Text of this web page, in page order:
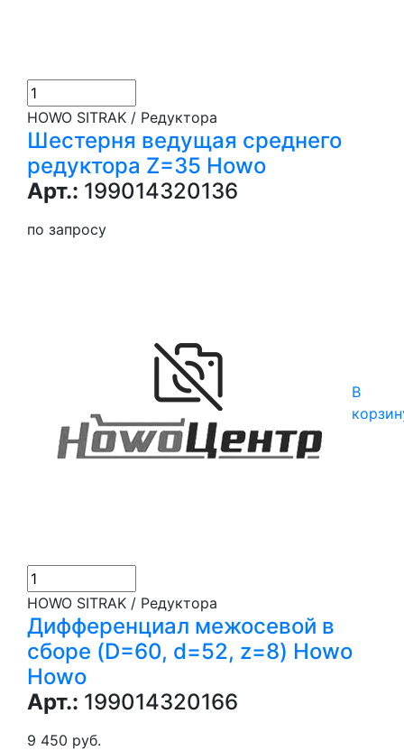
HOWO SITRAK / Редуктора
Шестерня ведущая среднего
редуктора Z=35 Howo
Арт.: 199014320136
по запросу
В
HOWO SITRAK / Редуктора
Дифференциал межосевой в
сборе (D=60, d=52, z=8) Howo
Howo
Арт.: 199014320166
9 450 руб.